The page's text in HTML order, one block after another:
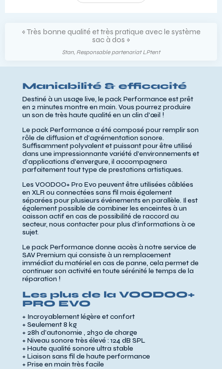
« Le poids plume de cette enceinte est bluffant, c'est
un atout de taille »
Josselin, Chef Produit Audio, La Boutique du Spectacle
Maniabilité & efficacité
Destiné à un usage live, le pack Performance est prêt
en 2 minutes montre en main. Vous pourrez produire
un son de très haute qualité en un clin d’œil !
Le pack Performance a été composé pour remplir son
rôle de diffusion et d’agrémentation sonore.
Suffisamment polyvalent et puissant pour être utilisé
dans une impressionnante variété d’environnements et
d’applications d’envergure, il accompagnera
parfaitement tout type de prestations artistiques.
Les VOODOO+ Pro Evo peuvent être utilisées câblées
en XLR ou connectées sans fil mais également
séparées pour plusieurs événements en parallèle. Il est
également possible de combiner les enceintes à un
caisson actif en cas de possibilité de raccord au
secteur, nous contacter pour plus d’informations à ce
sujet.
Le pack Performance donne accès à notre service de
SAV Premium qui consiste à un remplacement
immédiat du matériel en cas de panne, cela permet de
continuer son activité en toute sérénité le temps de la
réparation !
Les plus de la VOODOO+
PRO EVO
+ Incroyablement légère et confort
+ Seulement 8 kg
+ 28h d’autonomie , 2h30 de charge
+ Niveau sonore très élevé : 124 dB SPL
+ Haute qualité sonore ultra stable
+ Liaison sans fil de haute performance
+ Prise en main très facile